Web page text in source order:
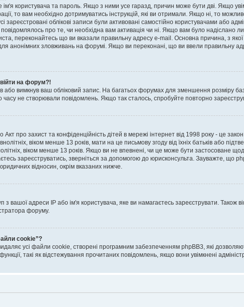
користувача та пароль. Якщо з ними усе гаразд, причин може бути дві. Якщо
то вам необхідно дотримуватись інструкцій, які ви отримали. Якщо ні, то
облікові записи були активовані самостійно користувачами або
про те, чи необхідна вам активація чи ні. Якщо вам було надіслано
переконайтесь що ви вказали правильну адресу e-mail. Основна причина, з якої
анонімних зловживань на форумі. Якщо ви переконані, що ви ввели правильну
на форум?!
або вимкнув ваш обліковий запис. На багатьох форумах для зменшення розміру
часу не створювали повідомлень. Якщо так сталось, спробуйте повторно
про захист та конфіденційність дітей в мережі інтернет від 1998 року - це
віком менше 13 років, мати на це письмову згоду від їхніх батьків або
віком менше 13 років. Якщо ви не впевнені, чи це може бути застосоване
зареєструватись, зверніться за допомогою до юрисконсульта. Зауважте, що
відносин, окрім вказаних нижче.
вашої адреси IP або ім'я користувача, яке ви намагаєтесь зареєструвати. Також
форуму.
cookie”?
усі файли cookie, створені програмним забезпеченням phpBB3, які
такі як відстежування прочитаних повідомлень, якщо вони увімкнені